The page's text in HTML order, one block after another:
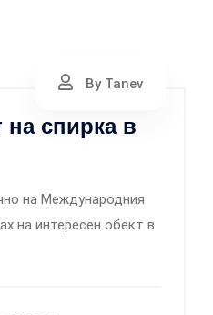
By Tanev
на спирка в
на Международния
на интересен обект в